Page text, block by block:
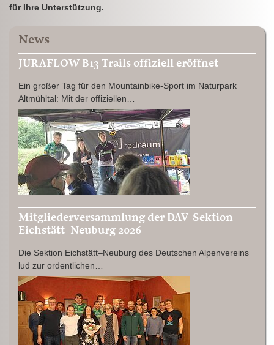
für Ihre Unterstützung.
News
JURAFLOW B13 Trails offiziell eröffnet
Ein großer Tag für den Mountainbike-Sport im Naturpark
Altmühltal: Mit der offiziellen…
Mitgliederversammlung der DAV-Sektion
Eichstätt–Neuburg 2026
Die Sektion Eichstätt–Neuburg des Deutschen Alpenvereins
lud zur ordentlichen…